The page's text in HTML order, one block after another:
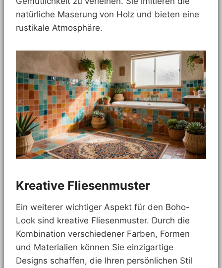
natürliche Maserung von Holz und bieten eine
rustikale Atmosphäre.
Kreative Fliesenmuster
Ein weiterer wichtiger Aspekt für den Boho-
Look sind kreative Fliesenmuster. Durch die
Kombination verschiedener Farben, Formen
und Materialien können Sie einzigartige
Designs schaffen, die Ihren persönlichen Stil